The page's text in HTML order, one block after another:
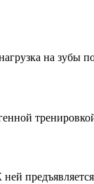
на зубы